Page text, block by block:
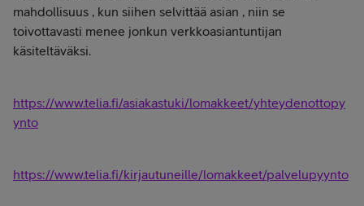
mahdollisuus , kun siihen selvittää asian , niin se
toivottavasti menee jonkun verkkoasiantuntijan
käsiteltäväksi.
https://www.telia.fi/asiakastuki/lomakkeet/yhteydenottopy
ynto
https://www.telia.fi/kirjautuneille/lomakkeet/palvelupyynto